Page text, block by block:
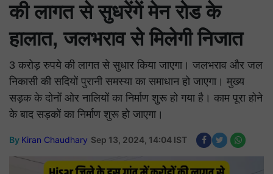
की लागत से सुधरेंगें मेन रोड के
हालात, जलभराव से मिलेगी निजात
3 करोड़ रुपये की लागत से सुधार किया जाएगा। जलभराव और जल
निकासी की सदियों पुरानी समस्या का समाधान हो जाएगा। मुख्य
सड़क के दोनों ओर नालियों का निर्माण शुरू हो गया है। काम पूरा होने
के बाद सड़कों का निर्माण शुरू हो जाएगा।
By Kiran Chaudhary Sep 13, 2024, 14:04 IST